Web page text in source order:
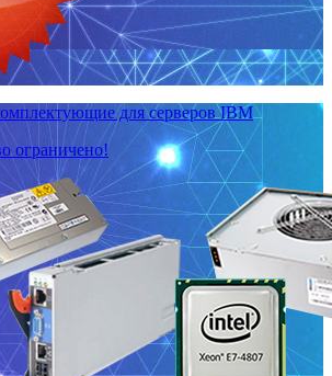
для серверов IBM
ограничено!